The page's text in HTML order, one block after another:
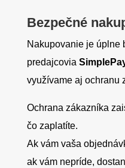
Bezpečné
Nakupovanie je úplne
predajcovia
využívame aj ochranu
Ochrana zákazníka
čo zaplatíte.
Ak vám vaša
ak vám nepríde,